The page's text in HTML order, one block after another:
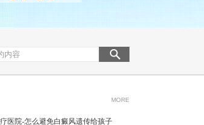
MORE
医院-怎么避免白癜风遗传给孩子